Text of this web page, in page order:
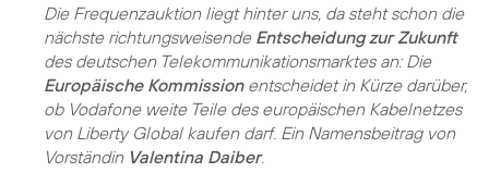
Die Frequenzauktion liegt hinter uns, da steht schon die
nächste richtungsweisende Entscheidung zur Zukunft
des deutschen Telekommunikationsmarktes an: Die
Europäische Kommissionentscheidet in Kürze darüber,
ob Vodafone weite Teile des europäischen Kabelnetzes
von Liberty Global kaufen darf. Ein Namensbeitrag von
Vorständin Valentina Daiber.